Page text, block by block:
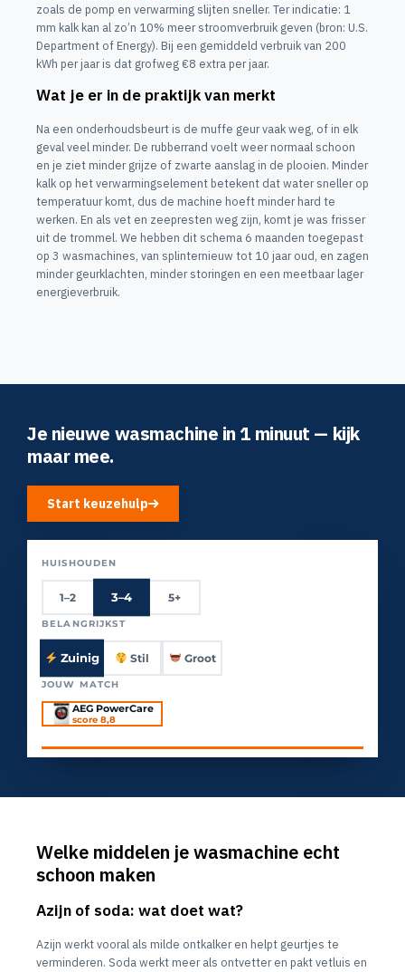
zoals de pomp en verwarming slijten sneller. Ter indicatie: 1
mm kalk kan al zo’n 10% meer stroomverbruik geven (bron: U.S.
Department of Energy). Bij een gemiddeld verbruik van 200
kWh per jaar is dat grofweg €8 extra per jaar.
Wat je er in de praktijk van merkt
Na een onderhoudsbeurt is de muffe geur vaak weg, of in elk
geval veel minder. De rubberrand voelt weer normaal schoon
en je ziet minder grijze of zwarte aanslag in de plooien. Minder
kalk op het verwarmingselement betekent dat water sneller op
temperatuur komt, dus de machine hoeft minder hard te
werken. En als vet en zeepresten weg zijn, komt je was frisser
uit de trommel. We hebben dit schema 6 maanden toegepast
op 3 wasmachines, van splinternieuw tot 10 jaar oud, en zagen
minder geurklachten, minder storingen en een meetbaar lager
energieverbruik.
Je nieuwe wasmachine in 1 minuut — kijk
maar mee.
Start keuzehulp
HUISHOUDEN
1–2 3–4 5+
BELANGRIJKST
Zuinig Stil Groot
JOUW MATCH
AEG PowerCare
score 8,8
Welke middelen je wasmachine echt
schoon maken
Azijn of soda: wat doet wat?
Azijn werkt vooral als milde ontkalker en helpt geurtjes te
verminderen. Soda werkt meer als ontvetter en pakt vetluis en